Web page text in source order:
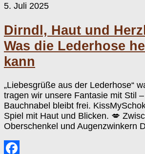
5. Juli 2025
Dirndl, Haut und
Was die Lederhose
kann
„Liebesgrüße aus der Lederhose“
tragen wir unsere Fantasie mit Stil
Bauchnabel bleibt frei.
Spiel mit Haut und Blicken. 💋
Oberschenkel und Augenzwinkern